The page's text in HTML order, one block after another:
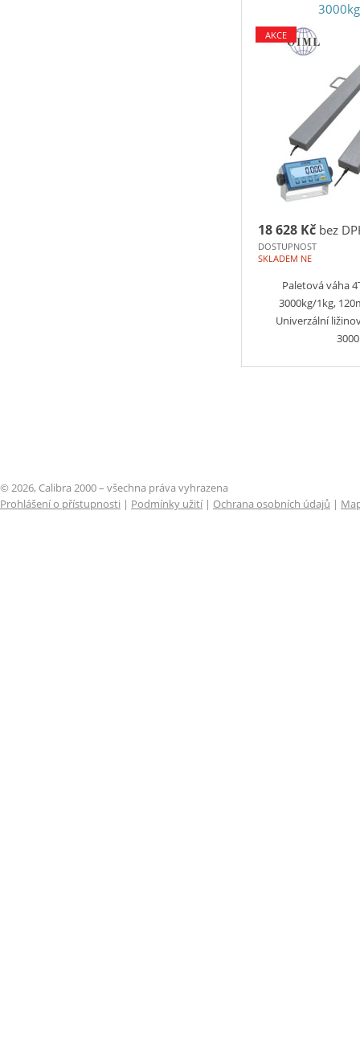
18 628 Kč bez
DOSTUPNOST
SKLADEM NE
Paletová váha
3000kg/1kg,
Univerzální
AKCE
© 2026, Calibra 2000 – všechna práva vyhrazena
Prohlášení o přístupnosti | Podmínky užití| Ochrana osobních údajů |